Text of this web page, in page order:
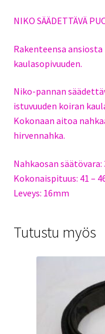
NIKO SÄÄDETTÄVÄ
Rakenteensa
kaulasopivuuden.
Niko-pannan
istuvuuden koiran
Kokonaan aitoa
hirvennahka.
Nahkaosan säätövara:
Kokonaispituus: 41 –
Leveys: 16mm
Tutustu myös